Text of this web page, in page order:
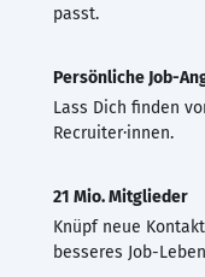
passt.
Persönliche Job-
Lass Dich finden
Recruiter·innen.
21 Mio. Mitglieder
Knüpf neue
besseres Job-